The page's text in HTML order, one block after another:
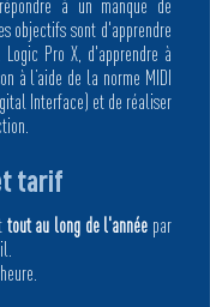
à un manque de
objectifs sont d'apprendre
Pro X, d'apprendre à
à l’aide de la norme MIDI
Interface) et de réaliser
tarif
tout au long de l'année par